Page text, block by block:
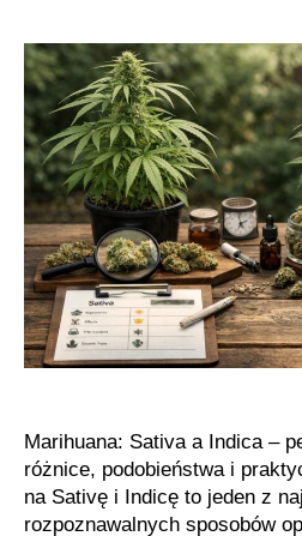
Marihuana: Sativa a Indica –
różnice, podobieństwa i
na Sativę i Indicę to jeden z
rozpoznawalnych sposobów